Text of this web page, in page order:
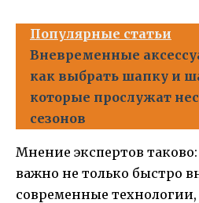
Популярные статьи
Вневременные
как выбрать шапку и
которые прослужат
сезонов
Мнение экспертов
важно не только быстро
современные